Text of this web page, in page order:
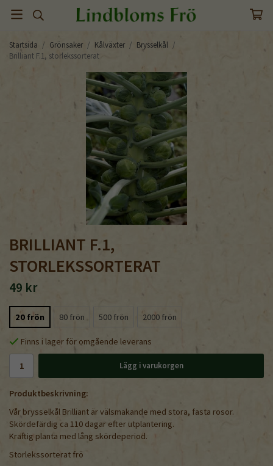
Startsida / Grönsaker / Kålväxter / Brysselkål /
Brilliant F.1, storlekssorterat
BRILLIANT F.1,
STORLEKSSORTERAT
49 kr
20 frön 80 frön 500 frön 2000 frön
Finns i lager för omgående leverans
Lägg i varukorgen
Produktbeskrivning:
Vår brysselkål Brilliant är välsmakande med stora, fasta rosor.
Skördefärdig ca 110 dagar efter utplantering.
Kraftig planta med lång skördeperiod.
Storlekssorterat frö